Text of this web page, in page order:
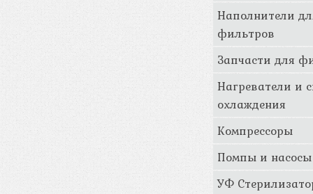
Наполнители
фильтров
Запчасти для
Нагреватели и
охлаждения
Компрессоры
Помпы и насосы
УФ